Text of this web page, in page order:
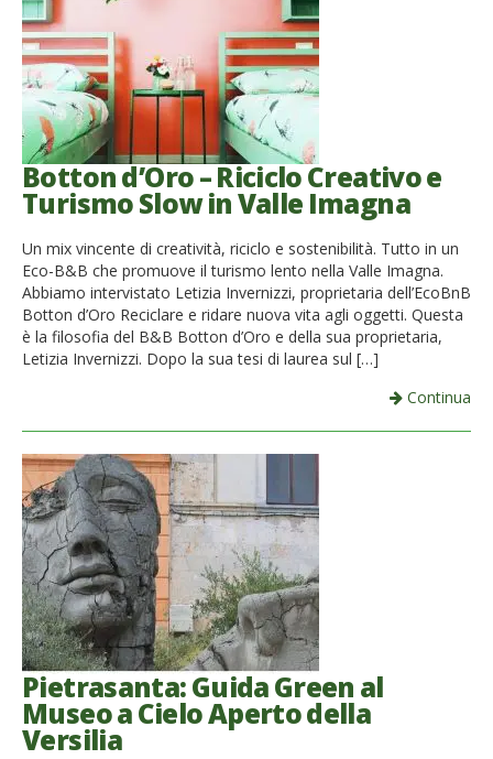
Botton d’Oro – Riciclo Creativo e
Turismo Slow in Valle Imagna
Un mix vincente di creatività, riciclo e sostenibilità. Tutto in un
Eco-B&B che promuove il turismo lento nella Valle Imagna.
Abbiamo intervistato Letizia Invernizzi, proprietaria dell’EcoBnB
Botton d’Oro Reciclare e ridare nuova vita agli oggetti. Questa
è la filosofia del B&B Botton d’Oro e della sua proprietaria,
Letizia Invernizzi. Dopo la sua tesi di laurea sul […]
Continua
Pietrasanta: Guida Green al
Museo a Cielo Aperto della
Versilia